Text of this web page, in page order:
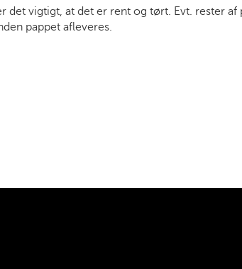
det vigtigt, at det er rent og tørt. Evt. rester af
pappet afleveres.